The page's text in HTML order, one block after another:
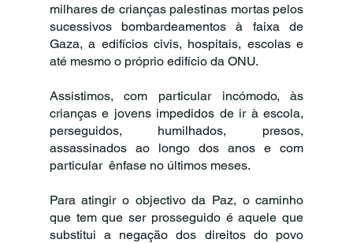
milhares de crianças palestinas mortas pelos
sucessivos bombardeamentos à faixa de
Gaza, a edifícios civis, hospitais, escolas e
até mesmo o próprio edifício da ONU.
Assistimos, com particular incómodo, às
crianças e jovens impedidos de ir à escola,
perseguidos, humilhados, presos,
assassinados ao longo dos anos e com
particular  ênfase no últimos meses.
Para atingir o objectivo da Paz, o caminho
que tem que ser prosseguido é aquele que
substitui a negação dos direitos do povo